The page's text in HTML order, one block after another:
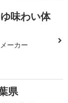
味わい体
ーカー
県